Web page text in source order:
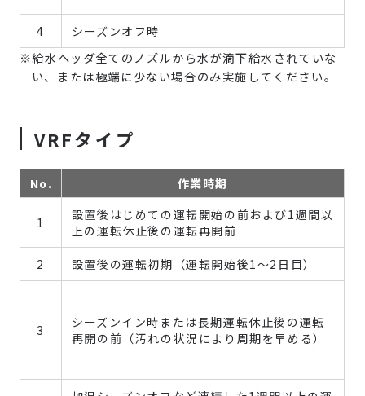
4 シーズンオフ時
※給水ヘッダ全てのノズルから水が滴下給水されていな
い、または極端に少ない場合のみ実施してください。
VRFタイプ
No. 作業時期
1
設置後はじめての運転開始の前および1週間以
上の運転休止後の運転再開前
2 設置後の運転初期（運転開始後1～2日目）
3
シーズンイン時または長期運転休止後の運転
再開の前（汚れの状況により周期を早める）